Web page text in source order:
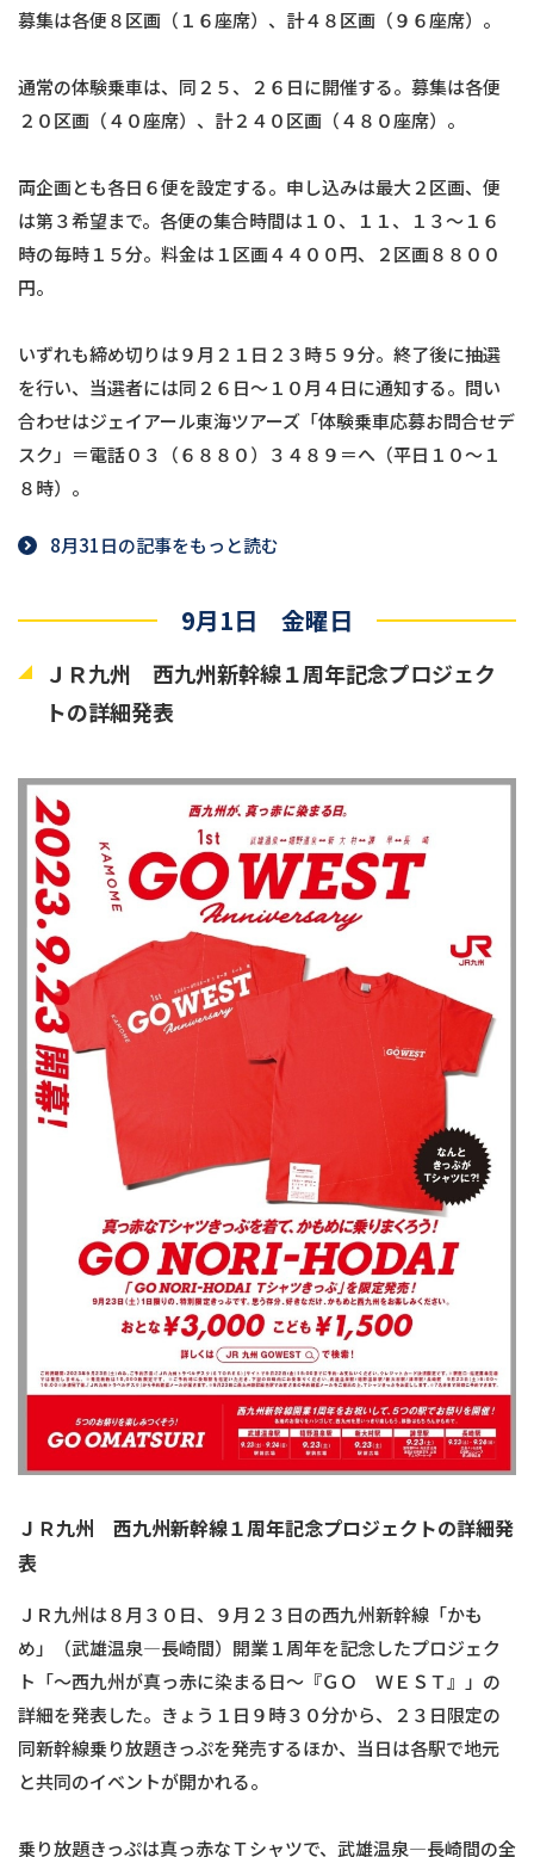
募集は各便８区画（１６座席）、計４８区画（９６座席）。
通常の体験乗車は、同２５、２６日に開催する。募集は各便
２０区画（４０座席）、計２４０区画（４８０座席）。
両企画とも各日６便を設定する。申し込みは最大２区画、便
は第３希望まで。各便の集合時間は１０、１１、１３～１６
時の毎時１５分。料金は１区画４４００円、２区画８８００
円。
いずれも締め切りは９月２１日２３時５９分。終了後に抽選
を行い、当選者には同２６日～１０月４日に通知する。問い
合わせはジェイアール東海ツアーズ「体験乗車応募お問合せデ
スク」＝電話０３（６８８０）３４８９＝へ（平日１０～１
８時）。
8月31日の記事をもっと読む
9月1日 金曜日
ＪＲ九州 西九州新幹線１周年記念プロジェク
トの詳細発表
ＪＲ九州 西九州新幹線１周年記念プロジェクトの詳細発
表
ＪＲ九州は８月３０日、９月２３日の西九州新幹線「かも
め」（武雄温泉―長崎間）開業１周年を記念したプロジェク
ト「～西九州が真っ赤に染まる日～『ＧＯ ＷＥＳＴ』」の
詳細を発表した。きょう１日９時３０分から、２３日限定の
同新幹線乗り放題きっぷを発売するほか、当日は各駅で地元
と共同のイベントが開かれる。
乗り放題きっぷは真っ赤なＴシャツで、武雄温泉―長崎間の全